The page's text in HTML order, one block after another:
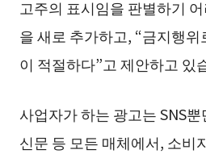
고주의 표시임을 판별하기
을 새로 추가하고, “금지행
이 적절하다”고 제안하고 있
사업자가 하는 광고는 SNS
신문 등 모든 매체에서, 소비